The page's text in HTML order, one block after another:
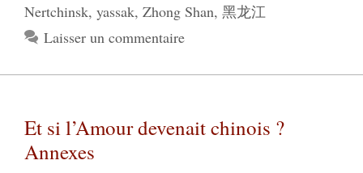
Nertchinsk, yassak, Zhong Shan, 黑龙江
Laisser un commentaire
Et si l’Amour devenait chinois ?
Annexes